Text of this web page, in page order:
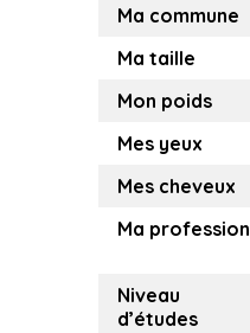
Ma commune
Ma taille
Mon poids
Mes yeux
Mes cheveux
Ma profession
Niveau
d’études